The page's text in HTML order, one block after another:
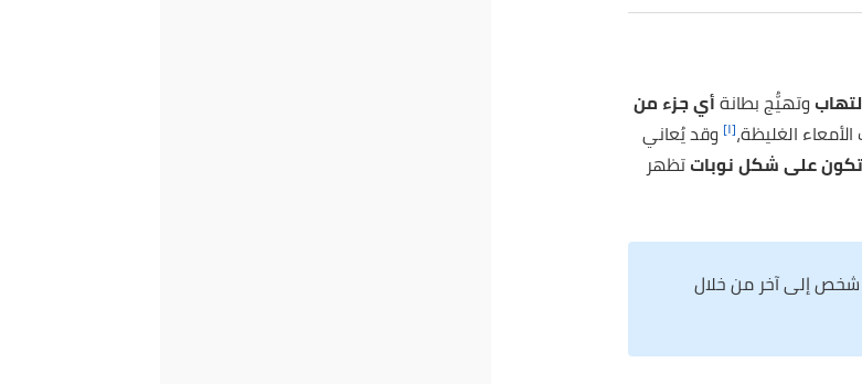
وتهيُّج بطانةأي جزء من
الغليظة،[١] وقد يُعاني
تكون على شكل نوباتتظهر
شخص إلى آخر من خلال